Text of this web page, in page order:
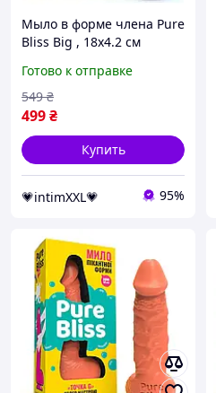
Мыло в форме члена Pure
Bliss Big , 18х4.2 см
Готово к отправке
499₴
549 ₴
Купить
💗intimXXL💗 95%